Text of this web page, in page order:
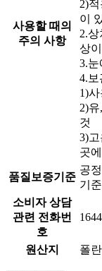
사용할 때의
주의 사항
2)
이
2.
상
3.눈
4.
1)
2)
것
3)
곳
품질보증기준
공
기
소비자 상담
관련 전화번
호
원산지 폴